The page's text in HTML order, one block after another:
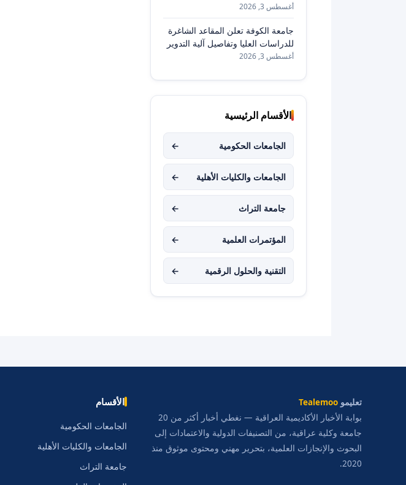
أغسطس 3, 2026
جامعة الكوفة تعلن المقاعد الشاغرة
للدراسات العليا وتفاصيل آلية التدوير
أغسطس 3, 2026
الأقسام الرئيسية
الجامعات الحكومية ←
الجامعات والكليات الأهلية ←
جامعة التراث ←
المؤتمرات العلمية ←
التقنية والحلول الرقمية ←
تعليمو Tealemoo
بوابة الأخبار الأكاديمية العراقية — نغطي أخبار أكثر من 20
جامعة وكلية عراقية، من التصنيفات الدولية والاعتمادات إلى
البحوث والإنجازات العلمية، بتحرير مهني ومحتوى موثوق منذ
2020.
الأقسام
الجامعات الحكومية
الجامعات والكليات الأهلية
جامعة التراث